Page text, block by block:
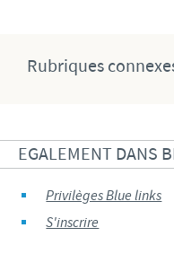
Rubriques
EGALEMENT DANS
Privilèges Blue links
S'inscrire